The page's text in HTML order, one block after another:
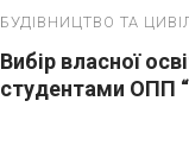
БУДІВНИЦТВО ТА
Вибір власної
студентами ОПП